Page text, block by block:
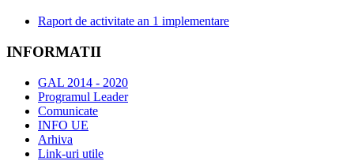
Raport de activitate an 1 implementare
INFORMATII
GAL 2014 - 2020
Programul Leader
Comunicate
INFO UE
Arhiva
Link-uri utile